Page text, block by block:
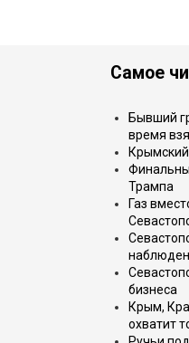
Самое
Бывший
время
Трампа
Газ
бизнеса
Крым,
охватит